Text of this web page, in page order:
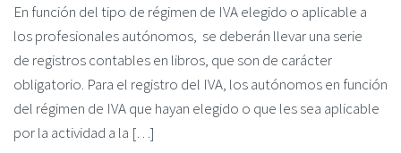
En función del tipo de régimen de IVA elegido o aplicable a
los profesionales autónomos, se deberán llevar una serie
de registros contables en libros, que son de carácter
obligatorio. Para el registro del IVA, los autónomos en función
del régimen de IVA que hayan elegido o que les sea aplicable
por la actividad a la […]